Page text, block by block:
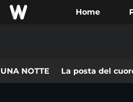
Home
NOTTE La posta del